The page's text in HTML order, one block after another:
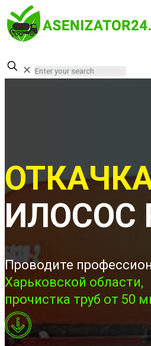
✕
ИЛОСОС
Проводите
Харьковской области,
прочистка труб от 50